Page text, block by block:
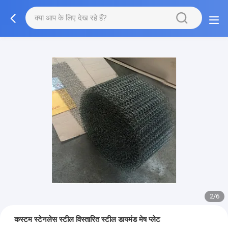
2/6
कस्टम स्टेनलेस स्टील विस्तारित स्टील डायमंड मेष प्लेट